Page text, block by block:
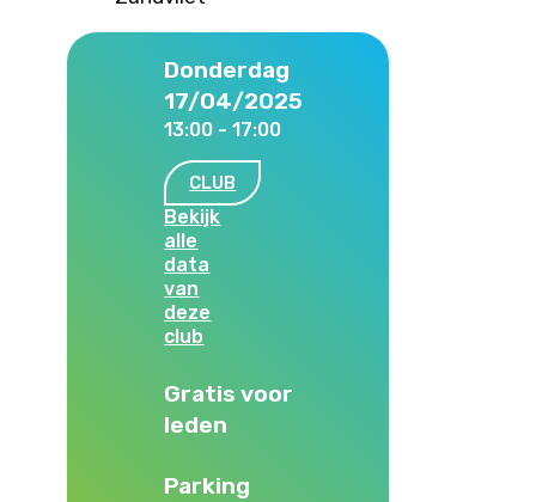
Donderdag
17/04/2025
13:00 - 17:00
CLUB
Bekijk
alle
data
van
deze
club
Gratis voor
leden
Parking